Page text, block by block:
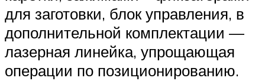
для заготовки, блок управления, в
дополнительной комплектации —
лазерная линейка, упрощающая
операции по позиционированию.